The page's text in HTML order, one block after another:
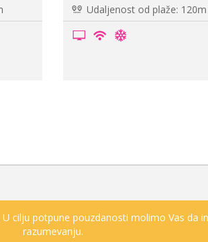
Udaljenost od plaže: 600m
cilju potpune pouzdanosti molimo Vas da
razumevanju.